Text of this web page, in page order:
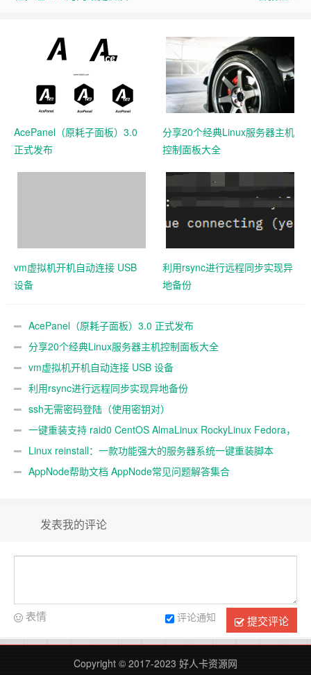
AcePanel（原耗子面板）3.0
正式发布
分享20个经典Linux服务器主机
控制面板大全
vm虚拟机开机自动连接 USB
设备
利用rsync进行远程同步实现异
地备份
AcePanel（原耗子面板）3.0 正式发布
分享20个经典Linux服务器主机控制面板大全
vm虚拟机开机自动连接 USB 设备
利用rsync进行远程同步实现异地备份
ssh无需密码登陆（使用密钥对）
一键重装支持 raid0 CentOS AlmaLinux RockyLinux Fedora，
不同系统互装
Linux reinstall：一款功能强大的服务器系统一键重装脚本
AppNode帮助文档 AppNode常见问题解答集合
发表我的评论
提交评论
评论通知
表情
Copyright © 2017-2023 好人卡资源网